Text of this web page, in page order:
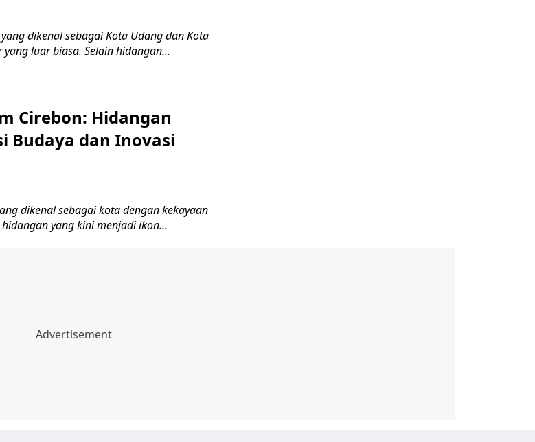
yang dikenal sebagai Kota Udang dan Kota
luar biasa. Selain hidangan...
Cirebon: Hidangan
Budaya dan Inovasi
dikenal sebagai kota dengan kekayaan
yang kini menjadi ikon...